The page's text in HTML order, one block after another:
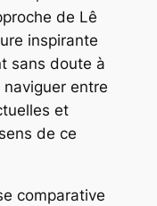
de Lê
inspirante
sans doute à
entre
et
de ce
comparative